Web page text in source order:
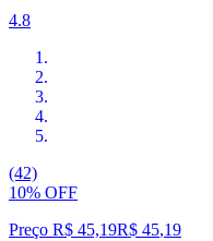
4.8
(42)
10% OFF
Preço R$ 45,19R$ 45,19